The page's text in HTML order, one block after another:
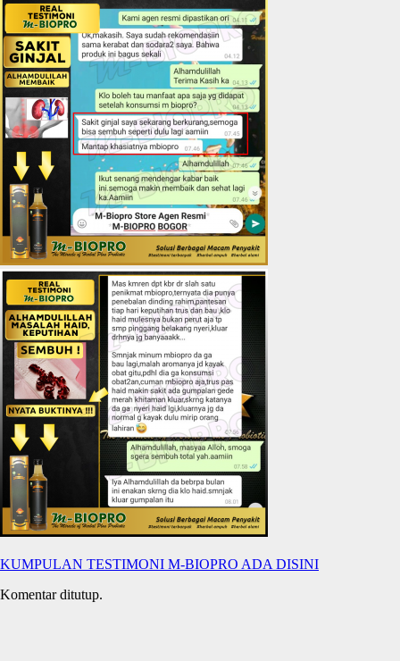
KUMPULAN TESTIMONI M-BIOPRO ADA DISINI
Komentar ditutup.